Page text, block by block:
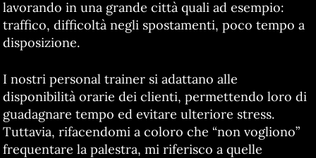
lavorando in una grande città quali ad esempio:
traffico, difficoltà negli spostamenti, poco tempo a
disposizione.
I nostri personal trainer si adattano alle
disponibilità orarie dei clienti, permettendo loro di
guadagnare tempo ed evitare ulteriore stress.
Tuttavia, rifacendomi a coloro che “non vogliono”
frequentare la palestra, mi riferisco a quelle